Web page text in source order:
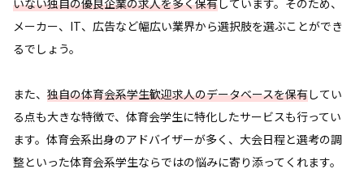
メーカー、IT、広告など幅広い業界から選択肢を選ぶことができ
るでしょう。
また、 独自の体育会系学生歓迎求人のデータベースを保有してい
る点も大きな特徴で、体育会学生に特化したサービスも行ってい
ます。体育会系出身のアドバイザーが多く、大会日程と選考の調
整といった体育会系学生ならではの悩みに寄り添ってくれます。